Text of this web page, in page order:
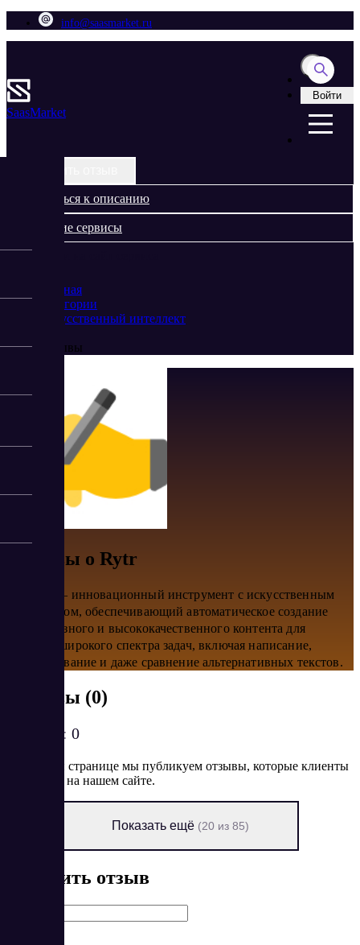
info@saasmarket.ru
SaasMarket
Войти
Вернуться к описанию
Похожие сервисы
Главная
Категории
Искусственный интеллект
Отзывы
Отзывы о Rytr
RYTR AI – инновационный инструмент с искусственным
интеллектом, обеспечивающий автоматическое создание
разнообразного и высококачественного контента для
решения широкого спектра задач, включая написание,
редактирование и даже сравнение альтернативных текстов.
Отзывы (0)
Рейтинг: 0
На данной странице мы публикуем отзывы, которые клиенты
оставляют на нашем сайте.
Показать ещё (20 из 85)
Оставить отзыв